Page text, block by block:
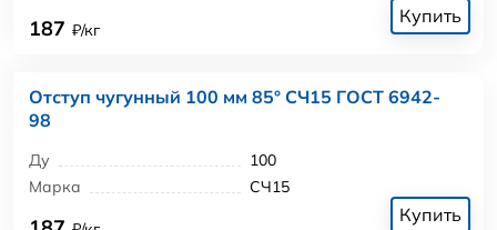
187 ₽/кг
Купить
Отступ чугунный 100 мм 85° СЧ15 ГОСТ 6942-
98
Ду
100
Марка
СЧ15
Купить